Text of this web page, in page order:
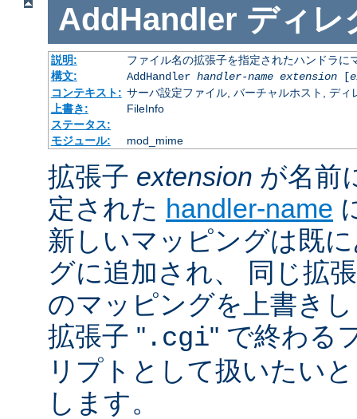
AddHandler ディレ
説明:
ファイル名の拡張子を指定されたハンドラに
構文:
AddHandler handler-name extension[
コンテキスト: サーバ設定ファイル, バーチャルホスト, ディ
上書き:
FileInfo
ステータス:
モジュール:
mod_mime
拡張子 extension が名前
定された handler-name
新しいマッピングは既
グに追加され、 同じ拡
のマッピングを上書き
拡張子 " .cgi" で終わる
リプトとして扱いたい
します。